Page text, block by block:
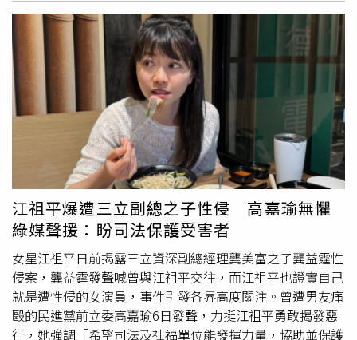
現場部署了超過1600名警員（其中500名來自外郡），包括
防暴部隊與騎警，以分隔羅賓遜支持者與約5000名工會及
反法西斯團體的反示威者。雙方一度隔街對峙，警方架設障
礙與「真空區」以避免直接衝突。集會舞台上，多位國際右
翼人物透過現場或視訊發表演說，伊隆馬斯克（Elon
Musk）指責英國政府「放任大規模不受控的移民，加速英
國衰落」，並呼籲解散國會。法國右翼政客艾瑞克澤穆爾
（Éric Zemmour）則聲稱「歐洲民族正被擁有穆斯林文化
的群體取代」。此外，羅賓遜本人在演講中宣稱「英國終於
覺醒」，並批評法院偏袒移民權益。他播放涉及性侵案件的
影片，藉此強化移民與犯罪的連結。與此同時，反法西斯遊
行在羅素廣場展開，參與者高喊「這裡歡迎難民」。工黨議
員黛安阿博特（Diane Abbott）批評羅賓遜陣營「假借保護
女性之名推動反女權議程」。內政大臣謝巴娜馬穆德譴責暴
力行為，承諾任何涉及襲擊警方或破壞秩序者「都將受到法
律嚴懲」。倫敦警方指出，這場「團結王國」遊行規模達數
十年來罕見，被羅賓遜陣營吹捧為「英國歷史上最大示
江祖平爆遭三立副總之子性侵 高嘉瑜無懼
綠媒聲援：盼司法保護受害者
女星江祖平日前揭露三立資深副總經理龔美富之子龔益霆性
侵案，龔益霆發聲喊曾與江祖平交往，而江祖平也證實自己
就是遭性侵的女演員，事件引發各界高度關注。曾遭男友痛
毆的民進黨前立委高嘉瑜6日發聲，力挺江祖平勇敢揭發惡
行，她強調「希望司法及社福單位能發揮力量，協助並保護